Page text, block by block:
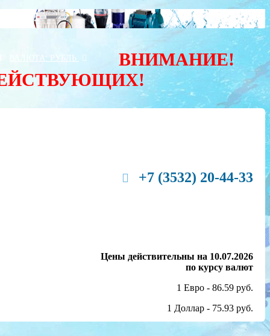
ВАЛЮТА: РУБЛЬ
ВНИМАНИЕ!
+7 (3532) 20-44-33
Цены действительны на 10.07.2026
по курсу валют
1 Евро - 86.59 руб.
1 Доллар - 75.93 руб.